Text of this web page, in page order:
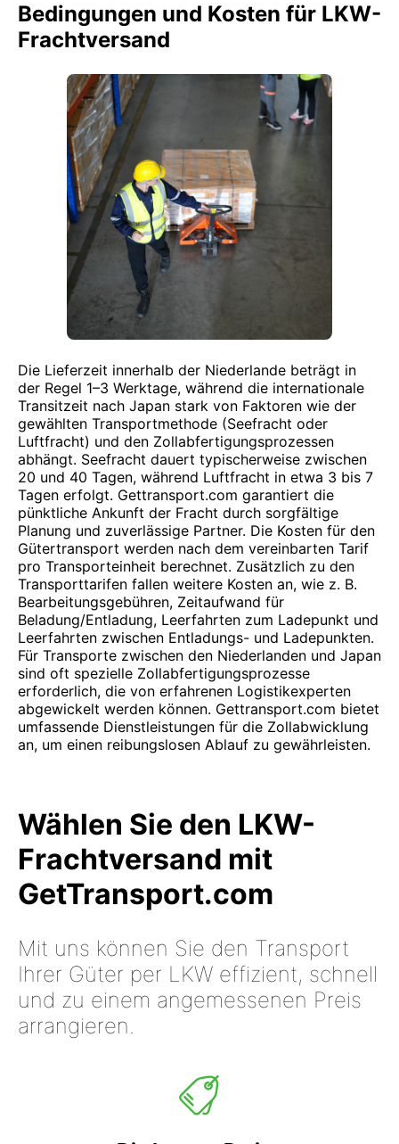
Bedingungen und Kosten für LKW-
Frachtversand
Die Lieferzeit innerhalb der Niederlande beträgt in
der Regel 1–3 Werktage, während die internationale
Transitzeit nach Japan stark von Faktoren wie der
gewählten Transportmethode (Seefracht oder
Luftfracht) und den Zollabfertigungsprozessen
abhängt. Seefracht dauert typischerweise zwischen
20 und 40 Tagen, während Luftfracht in etwa 3 bis 7
Tagen erfolgt. Gettransport.com garantiert die
pünktliche Ankunft der Fracht durch sorgfältige
Planung und zuverlässige Partner. Die Kosten für den
Gütertransport werden nach dem vereinbarten Tarif
pro Transporteinheit berechnet. Zusätzlich zu den
Transporttarifen fallen weitere Kosten an, wie z. B.
Bearbeitungsgebühren, Zeitaufwand für
Beladung/Entladung, Leerfahrten zum Ladepunkt und
Leerfahrten zwischen Entladungs- und Ladepunkten.
Für Transporte zwischen den Niederlanden und Japan
sind oft spezielle Zollabfertigungsprozesse
erforderlich, die von erfahrenen Logistikexperten
abgewickelt werden können. Gettransport.com bietet
umfassende Dienstleistungen für die Zollabwicklung
an, um einen reibungslosen Ablauf zu gewährleisten.
Wählen Sie den LKW-
Frachtversand mit
GetTransport.com
Mit uns können Sie den Transport
Ihrer Güter per LKW effizient, schnell
und zu einem angemessenen Preis
arrangieren.